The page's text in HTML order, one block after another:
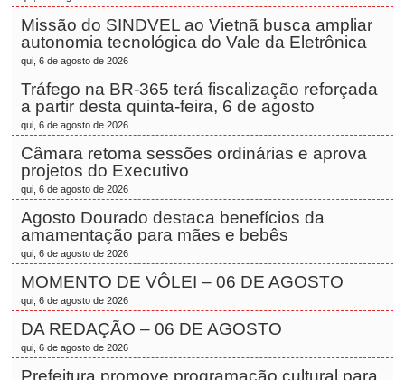
Missão do SINDVEL ao Vietnã busca ampliar
autonomia tecnológica do Vale da Eletrônica
qui, 6 de agosto de 2026
Tráfego na BR-365 terá fiscalização reforçada
a partir desta quinta-feira, 6 de agosto
qui, 6 de agosto de 2026
Câmara retoma sessões ordinárias e aprova
projetos do Executivo
qui, 6 de agosto de 2026
Agosto Dourado destaca benefícios da
amamentação para mães e bebês
qui, 6 de agosto de 2026
MOMENTO DE VÔLEI – 06 DE AGOSTO
qui, 6 de agosto de 2026
DA REDAÇÃO – 06 DE AGOSTO
qui, 6 de agosto de 2026
Prefeitura promove programação cultural para